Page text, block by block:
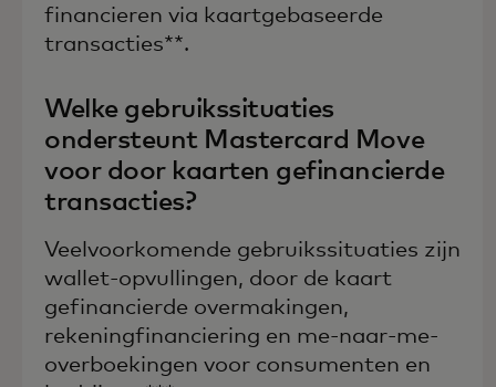
financieren via kaartgebaseerde
transacties**.
Welke gebruikssituaties
ondersteunt Mastercard Move
voor door kaarten gefinancierde
transacties?
Veelvoorkomende gebruikssituaties zijn
wallet-opvullingen, door de kaart
gefinancierde overmakingen,
rekeningfinanciering en me-naar-me-
overboekingen voor consumenten en